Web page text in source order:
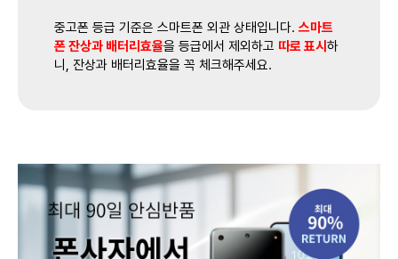
중고폰 등급 기준은 스마트폰 외관 상태입니다. 스마트
폰 잔상과 배터리효율을 등급에서 제외하고 따로 표시 하
니, 잔상과 배터리효율을 꼭 체크해주세요.